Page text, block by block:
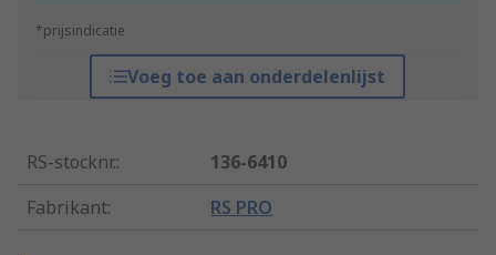
*prijsindicatie
Voeg toe aan onderdelenlijst
RS-stocknr.:
136-6410
Fabrikant: RS PRO